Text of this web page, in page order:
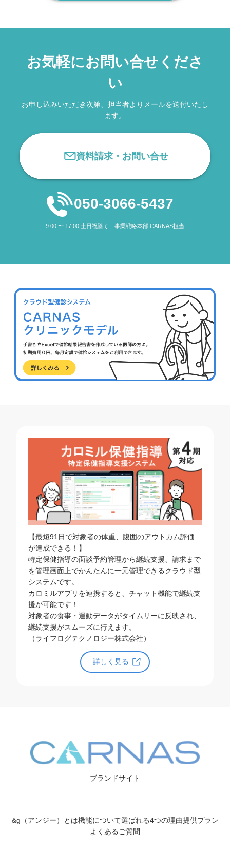
お気軽にお問い合せくださ
い
お申し込みいただき次第、担当者よりメールを送付いたし
ます。
資料請求・お問い合せ
050-3066-5437
9:00 〜 17:00 土日祝除く 事業戦略本部 CARNAS担当
【最短91日で対象者の体重、腹囲のアウトカム評価
が達成できる！】
特定保健指導の面談予約管理から継続支援、請求まで
を管理画面上でかんたんに一元管理できるクラウド型
システムです。
カロミルアプリを連携すると、チャット機能で継続支
援が可能です！
対象者の食事・運動データがタイムリーに反映され、
継続支援がスムーズに行えます。
（ライフログテクノロジー株式会社）
詳しく見る
ブランドサイト
&g（アンジー）とは機能について選ばれる4つの理由提供プラン
よくあるご質問